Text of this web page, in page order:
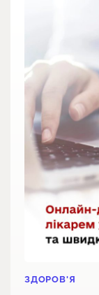
ЗДОРОВ'Я